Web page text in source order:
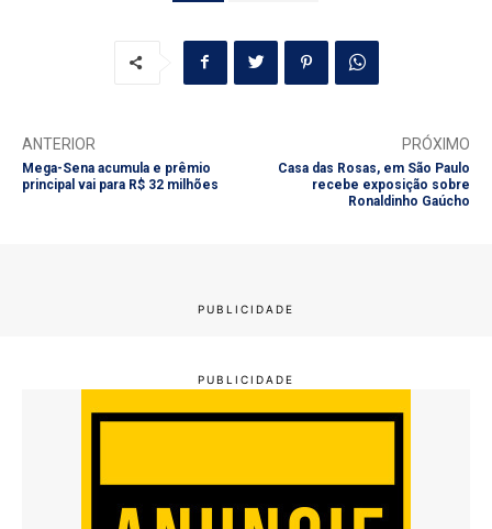
ANTERIOR
Mega-Sena acumula e prêmio
principal vai para R$ 32 milhões
PRÓXIMO
Casa das Rosas, em São Paulo
recebe exposição sobre
Ronaldinho Gaúcho